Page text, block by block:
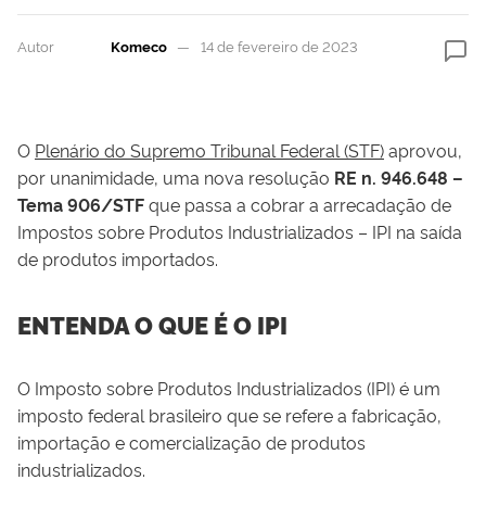
Autor Komeco 14 de fevereiro de 2023
O Plenário do Supremo Tribunal Federal (STF)aprovou,
por unanimidade, uma nova resolução RE n. 946.648 –
Tema 906/STFque passa a cobrar a arrecadação de
Impostos sobre Produtos Industrializados – IPI na saída
de produtos importados.
ENTENDA O QUE É O IPI
O Imposto sobre Produtos Industrializados (IPI)é um
imposto federal brasileiro quese refere a fabricação,
importação ecomercialização de produtos
industrializados.